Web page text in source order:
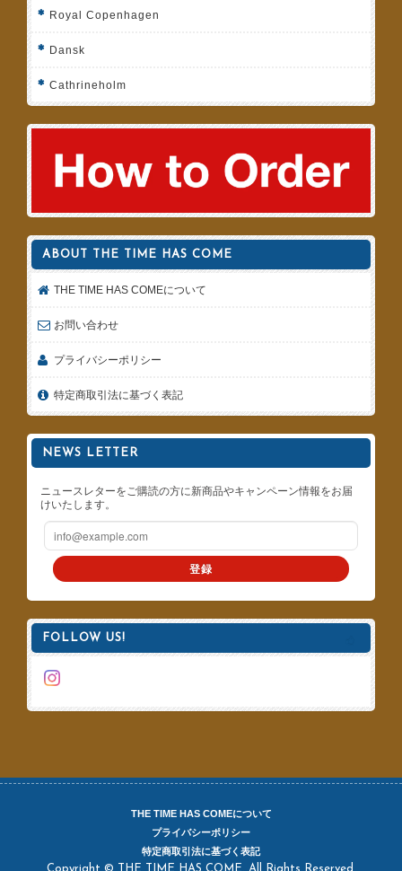
Royal Copenhagen
Dansk
Cathrineholm
ABOUT THE TIME HAS COME
THE TIME HAS COMEについて
お問い合わせ
プライバシーポリシー
特定商取引法に基づく表記
NEWS LETTER
ニュースレターをご購読の方に新商品やキャンペーン情報をお届
けいたします。
登録
FOLLOW US!
THE TIME HAS COMEについて
プライバシーポリシー
特定商取引法に基づく表記